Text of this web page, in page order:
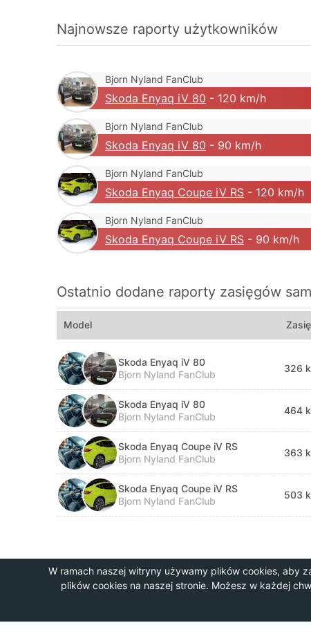
W ramach naszej witryny używamy plików cookies, aby
plików cookies na naszej stronie. Możesz w każdej
Najnowsze raporty użytkowników
Bjorn Nyland FanClub
Skoda Enyaq iV 80 - 120 km/h
Bjorn Nyland FanClub
Skoda Enyaq iV 80 - 90 km/h
Bjorn Nyland FanClub
Skoda Enyaq Coupe iV RS - 120 km/h
Bjorn Nyland FanClub
Skoda Enyaq Coupe iV RS - 90 km/h
Ostatnio dodane raporty zasięgów
Model
Skoda Enyaq iV 80
Bjorn Nyland FanClub
326
Skoda Enyaq iV 80
Bjorn Nyland FanClub
464
Skoda Enyaq Coupe iV RS
Bjorn Nyland FanClub
363
Skoda Enyaq Coupe iV RS
Bjorn Nyland FanClub
503